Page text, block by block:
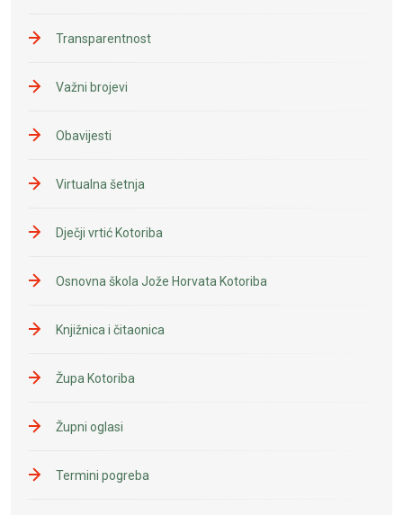
Transparentnost
Važni brojevi
Obavijesti
Virtualna šetnja
Dječji vrtić Kotoriba
Osnovna škola Jože Horvata Kotoriba
Knjižnica i čitaonica
Župa Kotoriba
Župni oglasi
Termini pogreba